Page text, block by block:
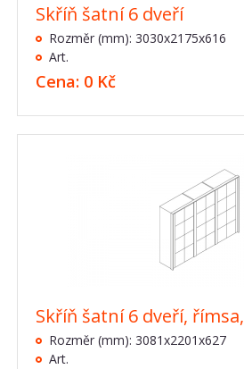
Skříň šatní 6 dveří
Rozměr (mm): 3030x2175x616
Art.
Cena: 0 Kč
Skříň šatní 6 dveří,
Rozměr (mm): 3081x2201x627
Art.